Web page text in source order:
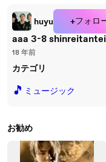
huyu +フォロ
aaa 3-8
18 年前
カテゴリ
🎵 ミュージック
お勧め